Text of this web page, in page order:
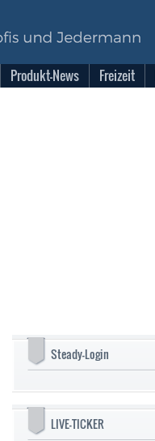
Produkt-News Freizeit
Steady-Login
LIVE-TICKER